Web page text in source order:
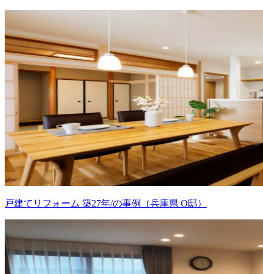
戸建てリフォーム 築27年/の事例（兵庫県 O邸）